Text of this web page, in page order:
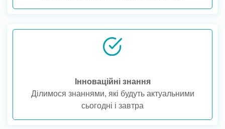
Інноваційні знання
Ділимося знаннями, які будуть актуальними
сьогодні і завтра